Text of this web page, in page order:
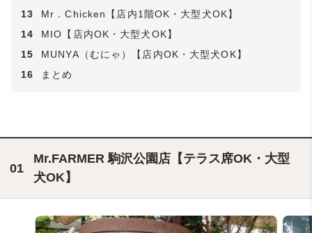
13
Mr．Chicken【店内1階OK・大型犬OK】
14
MIO【店内OK・大型犬OK】
15
MUNYA（むにゃ）【店内OK・大型犬OK】
16
まとめ
Mr.FARMER 駒沢公園店【テラス席OK・大型
犬OK】